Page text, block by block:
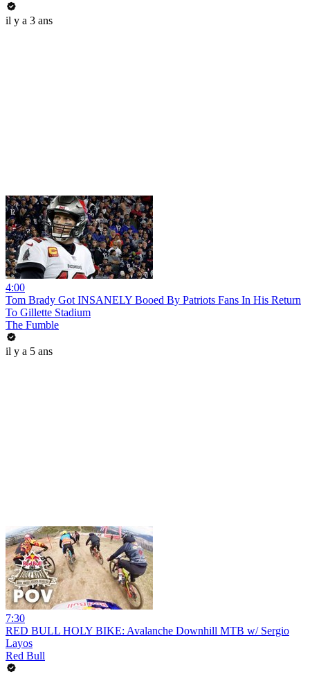
il y a 3 ans
4:00
Tom Brady Got INSANELY Booed By Patriots Fans In His Return
To Gillette Stadium
The Fumble
il y a 5 ans
7:30
RED BULL HOLY BIKE: Avalanche Downhill MTB w/ Sergio
Layos
Red Bull